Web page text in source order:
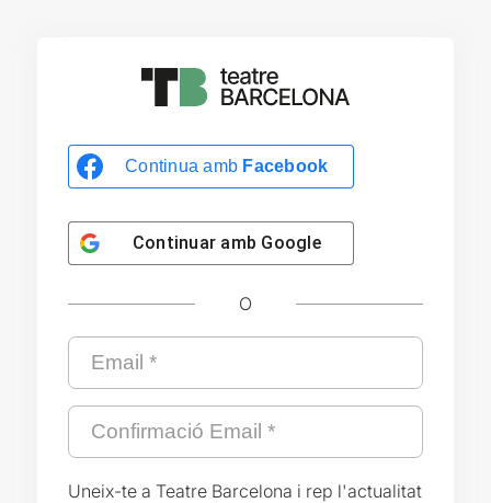
Continua amb Facebook
Continuar amb Google
O
Uneix-te a Teatre Barcelona i rep l'actualitat